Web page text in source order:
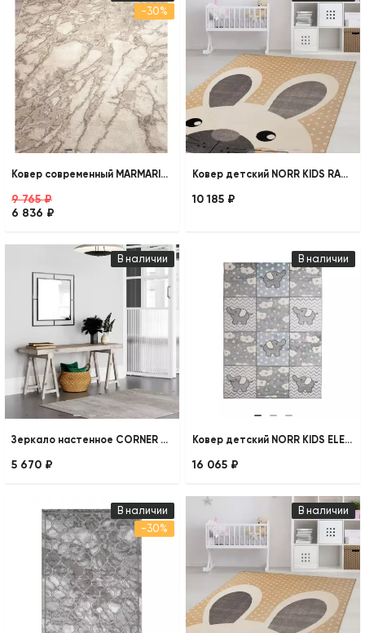
-30%
Ковер современный MARMARIS 400 BEIGE
9 765 ₽
6 836 ₽
Ковер детский NORR KIDS RABBIT
10 185 ₽
В наличии
Зеркало настенное CORNER MIRROR
5 670 ₽
В наличии
Ковер детский NORR KIDS ELEPHANTS
16 065 ₽
-30%
В наличии В наличии